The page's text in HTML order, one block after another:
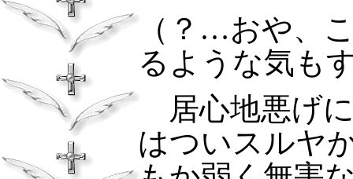
（？…おや、
るような気も
居心地悪げ
はついスルヤ